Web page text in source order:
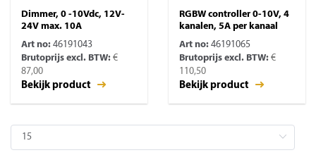
Dimmer, 0 -10Vdc, 12V-
24V max. 10A
Art no: 46191043
Brutoprijs excl. BTW: €
87,00
Bekijk product
RGBW controller 0-10V, 4
kanalen, 5A per kanaal
Art no: 46191065
Brutoprijs excl. BTW: €
110,50
Bekijk product